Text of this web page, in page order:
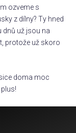
ozveme s
z dílny? Ty hned
dnů už jsou na
protože už skoro
doma moc